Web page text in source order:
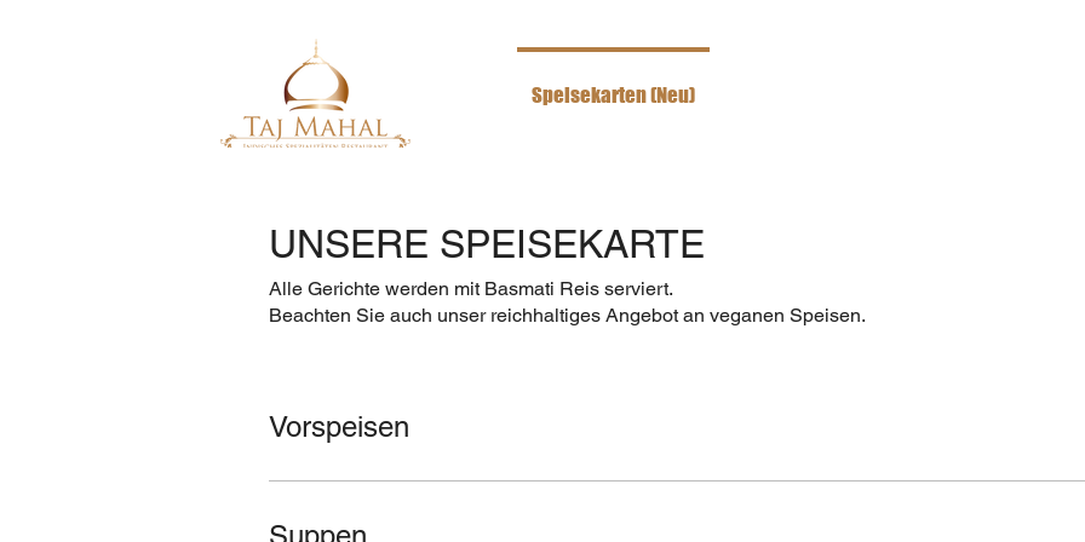
Speisekarten (Neu)
UNSERE SPEISEKARTE
Alle Gerichte werden mit Basmati Reis serviert.
Beachten Sie auch unser reichhaltiges Angebot an veganen Speisen.
Vorspeisen